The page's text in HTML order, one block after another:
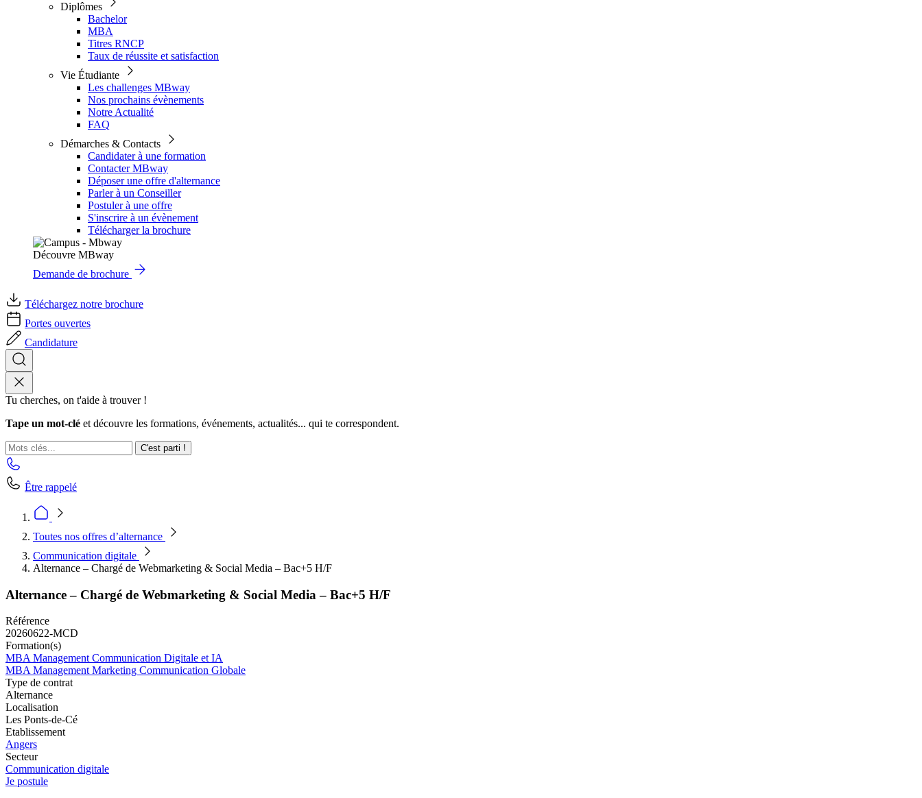
Diplômes
Bachelor
MBA
Titres RNCP
Taux de réussite et satisfaction
Vie Étudiante
Les challenges MBway
Nos prochains évènements
Notre Actualité
FAQ
Démarches & Contacts
Candidater à une formation
Contacter MBway
Déposer une offre d'alternance
Parler à un Conseiller
Postuler à une offre
S'inscrire à un évènement
Télécharger la brochure
Découvre MBway
Demande de brochure
Téléchargez notre brochure
Portes ouvertes
Candidature
Tu cherches, on t'aide à trouver !
Tape un mot-clé et découvre les formations, événements, actualités... qui te correspondent.
C'est parti !
Être rappelé
Toutes nos offres d’alternance
Communication digitale
Alternance – Chargé de Webmarketing & Social Media – Bac+5 H/F
Alternance – Chargé de Webmarketing & Social Media – Bac+5 H/F
Référence
20260622-MCD
Formation(s)
MBA Management Communication Digitale et IA
MBA Management Marketing Communication Globale
Type de contrat
Alternance
Localisation
Les Ponts-de-Cé
Etablissement
Angers
Secteur
Communication digitale
Je postule